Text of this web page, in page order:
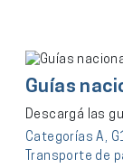
Guías
Descargá las
Categorías A,
Transporte de